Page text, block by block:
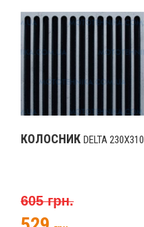
КОЛОСНИК DELTA 230Х310
605 грн.